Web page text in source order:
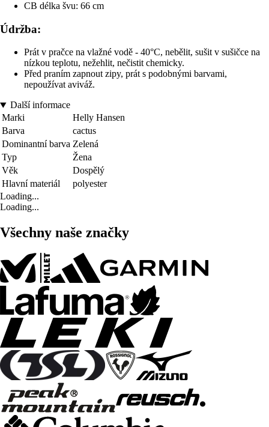
CB délka švu: 66 cm
Údržba:
Prát v pračce na vlažné vodě - 40°C, nebělit, sušit v sušičce na
nízkou teplotu, nežehlit, nečistit chemicky.
Před praním zapnout zipy, prát s podobnými barvami,
nepoužívat aviváž.
Další informace
Marki
Helly Hansen
Barva
cactus
Dominantní barva Zelená
Typ
Žena
Věk
Dospělý
Hlavní materiál
polyester
Loading...
Loading...
Všechny naše značky